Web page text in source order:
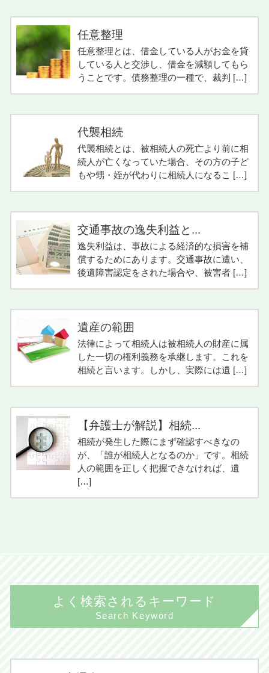
任意整理
任意整理とは、借金している人がお金を貸
している人と交渉し、借金を減額してもら
うことです。債務整理の一種で、裁判 […]
代襲相続
代襲相続とは、被相続人の死亡より前に相
続人が亡くなっていた場合、その方の子ど
もや甥・姪が代わりに相続人になるこ […]
交通事故の逸失利益と...
逸失利益は、事故による経済的な損害を補
償するためにあります。交通事故に遭い、
後遺障害認定をされた場合や、被害者 […]
遺産の範囲
法律によって相続人は被相続人の財産に属
した一切の権利義務を承継します。これを
相続と言います。しかし、実際には遺 […]
【弁護士が解説】相続...
相続が発生した際にまず確認すべきなの
が、「誰が相続人となるのか」です。相続
人の範囲を正しく把握できなければ、遺
[…]
よく検索されるキーワード
Search Keyword